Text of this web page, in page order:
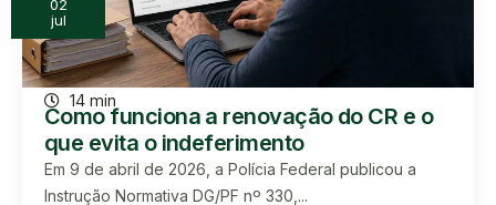
02
jul
14 min
Como funciona a renovação do CR e o
que evita o indeferimento
Em 9 de abril de 2026, a Polícia Federal publicou a
Instrução Normativa DG/PF nº 330,...